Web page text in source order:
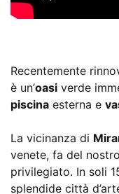
Recentemente
è un’oasi verde
piscina esterna e
La vicinanza di
venete, fa del nostro
privilegiato. In soli
splendide città